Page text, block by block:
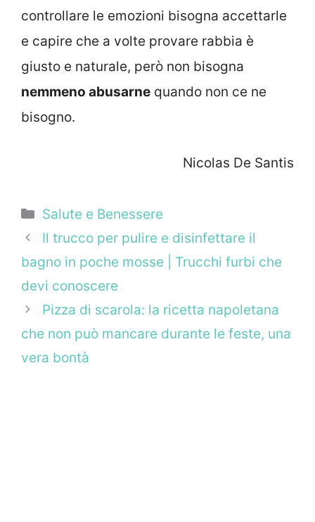
controllare le emozioni bisogna accettarle
e capire che a volte provare rabbia è
giusto e naturale, però non bisogna
nemmeno abusarne quando non ce ne
bisogno.
Nicolas De Santis
Categorie
Salute e Benessere
Il trucco per pulire e disinfettare il
bagno in poche mosse | Trucchi furbi che
devi conoscere
Pizza di scarola: la ricetta napoletana
che non può mancare durante le feste, una
vera bontà